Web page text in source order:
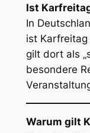
Ist
In
ist Karfreitag
gilt dort als
besondere
Warum gilt